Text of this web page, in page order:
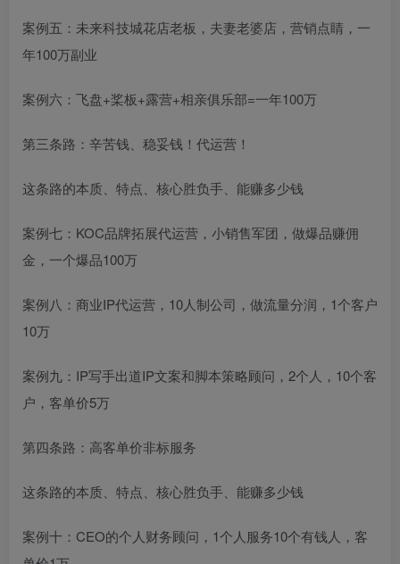
案例五：未来科技城花店老板，夫妻老婆店，营销点睛，一
年100万副业
案例六：飞盘+桨板+露营+相亲俱乐部=一年100万
第三条路：辛苦钱、稳妥钱！代运营！
这条路的本质、特点、核心胜负手、能赚多少钱
案例七：KOC品牌拓展代运营，小销售军团，做爆品赚佣
金，一个爆品100万
案例八：商业IP代运营，10人制公司，做流量分润，1个客户
10万
案例九：IP写手出道IP文案和脚本策略顾问，2个人，10个客
户，客单价5万
第四条路：高客单价非标服务
这条路的本质、特点、核心胜负手、能赚多少钱
案例十：CEO的个人财务顾问，1个人服务10个有钱人，客